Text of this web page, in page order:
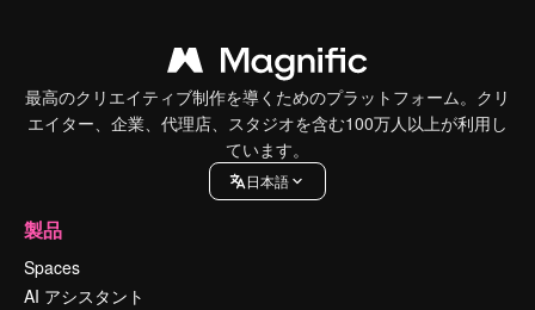
最高のクリエイティブ制作を導くためのプラットフォーム。クリ
エイター、企業、代理店、スタジオを含む100万人以上が利用し
ています。
日本語
製品
Spaces
AI アシスタント